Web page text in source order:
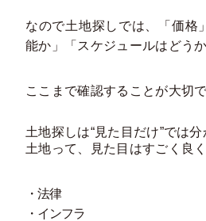
なので土地探しでは、「価格
能か」「スケジュールはどうか
ここまで確認することが大切で
土地探しは“見た目だけ”では
土地って、見た目はすごく良く
・法律
・インフラ